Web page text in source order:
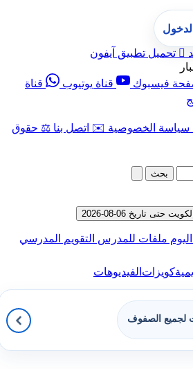
 تحميل تطبيق آيفون
فيسبوك قناة يوتيوب
قناة
سياسة الخصوصية ✉️ اتصل بنا ⚖️ حقوق
بحث
تاريخ 06-08-2026
ملفات للمدرس التقويم المدرسي
كويزاتالفيديوهات
لجميع الصفوف